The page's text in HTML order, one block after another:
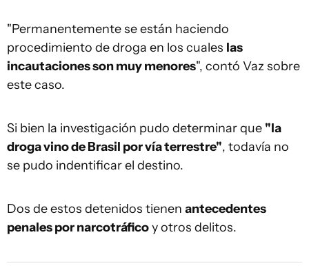
"Permanentemente se están haciendo
procedimiento de droga en los cuales las
incautaciones son muy menores", contó Vaz sobre
este caso.
Si bien la investigación pudo determinar que "la
droga vino de Brasil por vía terrestre", todavía no
se pudo indentificar el destino.
Dos de estos detenidos tienen antecedentes
penales por narcotráficoy otros delitos.